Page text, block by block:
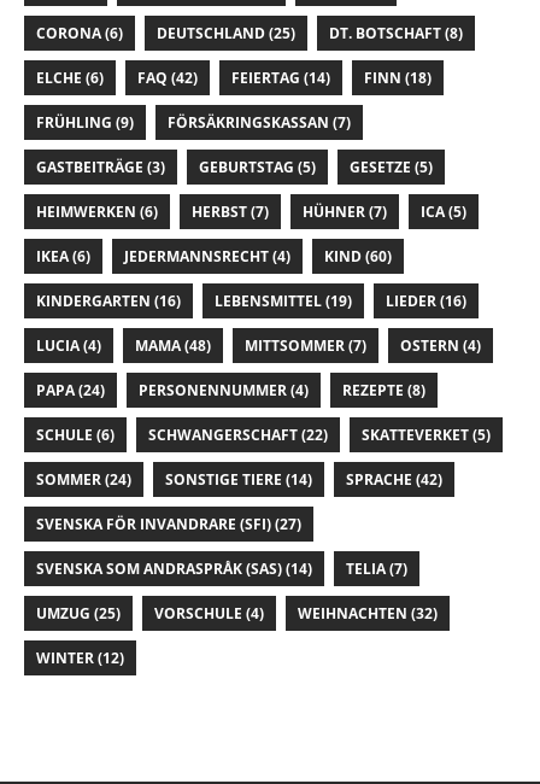
CORONA(6) DEUTSCHLAND(25) DT. BOTSCHAFT(8)
ELCHE (6) FAQ (42) FEIERTAG (14) FINN (18)
FRÜHLING (9) FÖRSÄKRINGSKASSAN (7)
GASTBEITRÄGE (3) GEBURTSTAG (5) GESETZE (5)
HEIMWERKEN (6) HERBST(7) HÜHNER(7) ICA(5)
IKEA(6) JEDERMANNSRECHT(4) KIND(60)
KINDERGARTEN (16) LEBENSMITTEL(19) LIEDER(16)
LUCIA(4) MAMA(48) MITTSOMMER(7) OSTERN (4)
PAPA(24) PERSONENNUMMER(4) REZEPTE (8)
SCHULE (6) SCHWANGERSCHAFT(22) SKATTEVERKET(5)
SOMMER(24) SONSTIGE TIERE (14) SPRACHE (42)
SVENSKA FÖR INVANDRARE (SFI)(27)
SVENSKA SOM ANDRASPRÅK (SAS)(14) TELIA(7)
UMZUG (25) VORSCHULE (4) WEIHNACHTEN (32)
WINTER(12)